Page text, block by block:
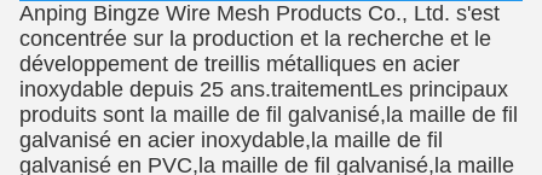
Anping Bingze Wire Mesh Products Co., Ltd. s'est
concentrée sur la production et la recherche et le
développement de treillis métalliques en acier
inoxydable depuis 25 ans.traitementLes principaux
produits sont la maille de fil galvanisé,la maille de fil
galvanisé en acier inoxydable,la maille de fil
galvanisé en PVC,la maille de fil galvanisé,la maille